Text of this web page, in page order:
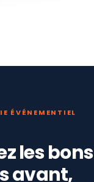
ÉVÉNEMENTIEL
les bons
avant,